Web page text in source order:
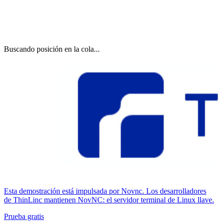
Buscando posición en la cola...
Esta demostración está impulsada por Novnc. Los desarrolladores
de ThinLinc mantienen NovNC: el servidor terminal de Linux llave.
Prueba gratis